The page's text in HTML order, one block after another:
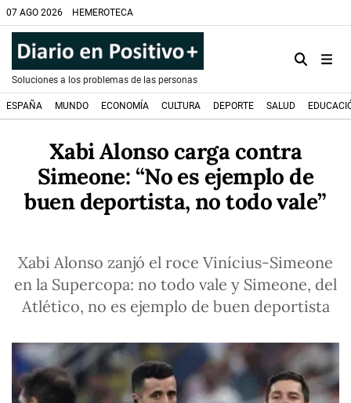
07 AGO 2026 HEMEROTECA
Soluciones a los problemas de las personas
ESPAÑA MUNDO ECONOMÍA CULTURA DEPORTE SALUD
Xabi Alonso carga contra
Simeone: “No es ejemplo de
buen deportista, no todo vale”
Xabi Alonso zanjó el roce Vinícius-Simeone
en la Supercopa: no todo vale y Simeone, del
Atlético, no es ejemplo de buen deportista